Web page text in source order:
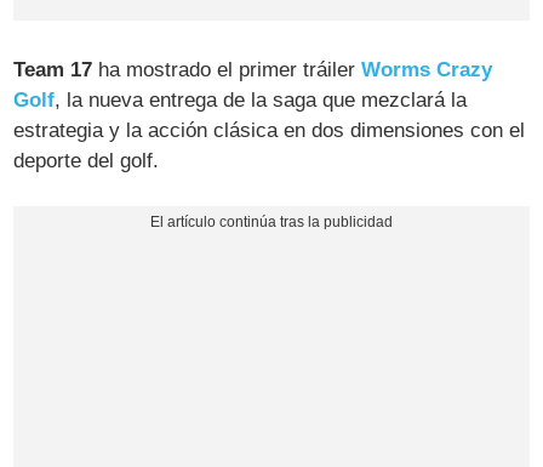
Team 17 ha mostrado el primer tráilerWorms Crazy
Golf, la nueva entrega de la saga que mezclará la
estrategia y la acción clásica en dos dimensiones con el
deporte del golf.